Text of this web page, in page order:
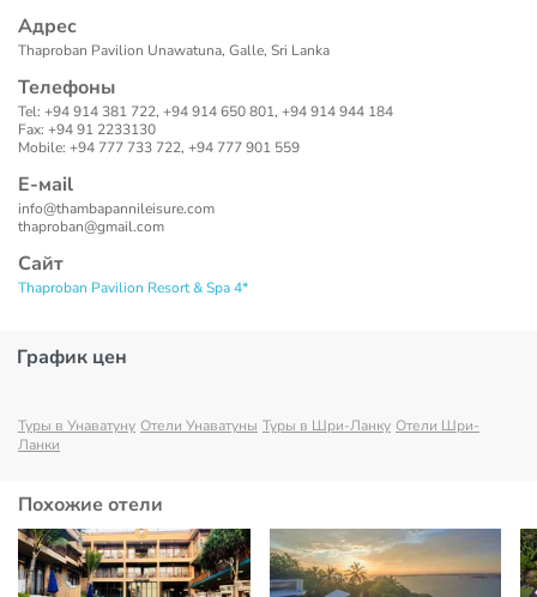
Адрес
Thaproban Pavilion Unawatuna, Galle, Sri Lanka
Телефоны
Tel: +94 914 381 722, +94 914 650 801, +94 914 944 184
Fax: +94 91 2233130
Mobile: +94 777 733 722, +94 777 901 559
Е-маil
info@thambapannileisure.com
thaproban@gmail.com
Сайт
Thaproban Pavilion Resort & Spa 4*
График цен
Туры в Унаватуну Отели Унаватуны Туры в Шри-Ланку Отели Шри-
Ланки
Похожие отели